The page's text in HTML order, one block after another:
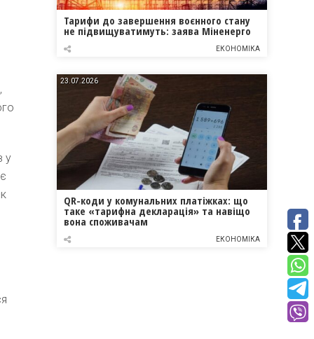
у
Тарифи до завершення воєнного стану
не підвищуватимуть: заява Міненерго
ЕКОНОМІКА
23.07.2026
QR-коди у комунальних платіжках: що
таке «тарифна декларація» та навіщо
вона споживачам
ЕКОНОМІКА